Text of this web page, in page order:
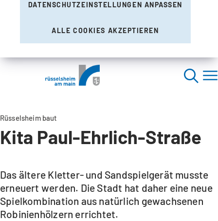
DATENSCHUTZEINSTELLUNGEN ANPASSEN
ALLE COOKIES AKZEPTIEREN
Rüsselsheim baut
Kita Paul-Ehrlich-Straße
Das ältere Kletter- und Sandspielgerät musste
erneuert werden. Die Stadt hat daher eine neue
Spielkombination aus natürlich gewachsenen
Robinienhölzern errichtet.